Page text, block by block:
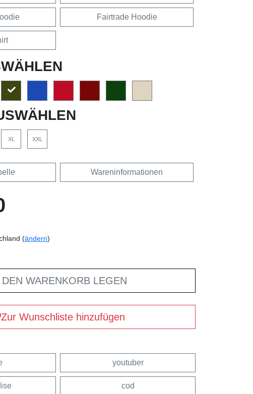
Fairtrade Hoodie
XL XXL
Wareninformationen
(ändern)
DEN WARENKORB LEGEN
Zur Wunschliste hinzufügen
youtuber
cod